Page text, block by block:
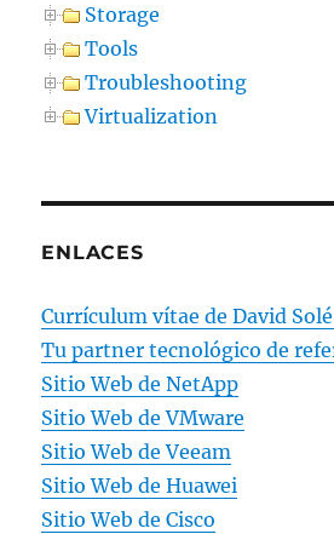
Storage
Tools
Troubleshooting
Virtualization
ENLACES
Currículum vítae de David
Tu partner tecnológico de
Sitio Web de NetApp
Sitio Web de VMware
Sitio Web de Veeam
Sitio Web de Huawei
Sitio Web de Cisco